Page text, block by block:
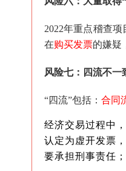
2022年重点稽查
在购买发票的嫌疑
风险七：四流不一
“四流”包括： 合同
经济交易过程中
认定为虚开发票
要承担刑事责任